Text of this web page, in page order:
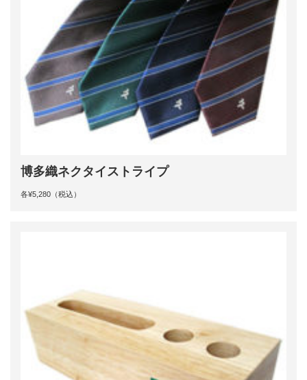
博多織ネクタイストライプ
各¥5,280（税込）